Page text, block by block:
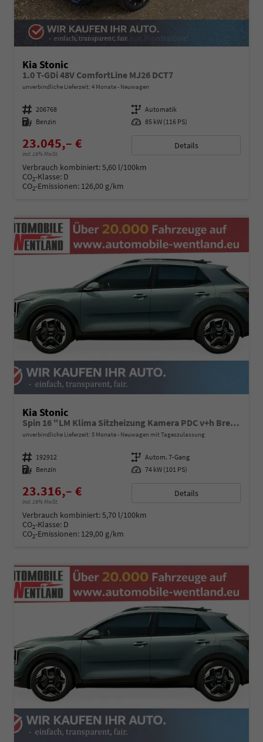
Kia Stonic
1.0 T-GDi 48V ComfortLine MJ26 DCT7
unverbindliche Lieferzeit: 4 Monate Neuwagen
Fahrzeugnummer 206768 Getriebe Automatik
Kraftstoff Benzin Leistung 85 kW (116 PS)
23.045,– €
incl. 19% MwSt.
Details
Verbrauch kombiniert:5,60 l/100km
CO2-Klasse: D
CO2-Emissionen: 126,00 g/km
Kia Stonic
Spin 16 "LM Klima Sitzheizung Kamera PDC v+h Bremsassistent Lenkradheizung
unverbindliche Lieferzeit: 5 Monate Neuwagen mit Tageszulassung
Fahrzeugnummer 192912 Getriebe Autom. 7-Gang
Kraftstoff Benzin Leistung 74 kW (101 PS)
23.316,– €
incl. 19% MwSt.
Details
Verbrauch kombiniert:5,70 l/100km
CO2-Klasse: D
CO2-Emissionen: 129,00 g/km